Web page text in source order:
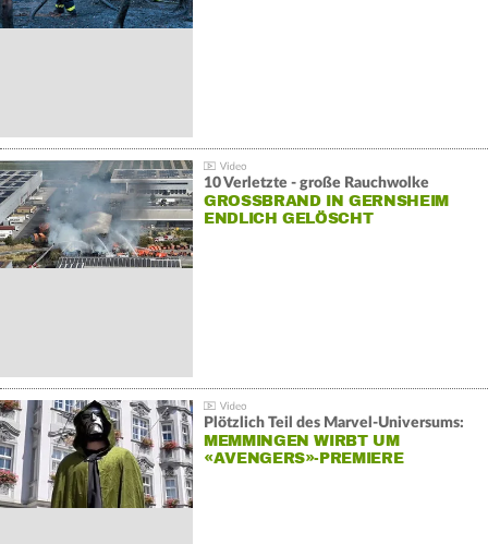
10 Verletzte - große Rauchwolke
GROSSBRAND IN GERNSHEIM E
NDLICH GELÖSCHT
Plötzlich Teil des Marvel-Universums:
MEMMINGEN WIRBT UM
«AVENGERS»-PREMIERE